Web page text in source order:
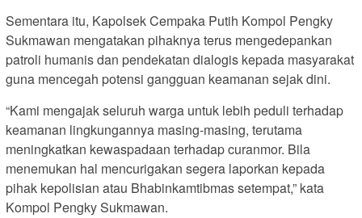
Sementara itu, Kapolsek Cempaka Putih Kompol Pengky
Sukmawan mengatakan pihaknya terus mengedepankan
patroli humanis dan pendekatan dialogis kepada masyarakat
guna mencegah potensi gangguan keamanan sejak dini.
“Kami mengajak seluruh warga untuk lebih peduli terhadap
keamanan lingkungannya masing-masing, terutama
meningkatkan kewaspadaan terhadap curanmor. Bila
menemukan hal mencurigakan segera laporkan kepada
pihak kepolisian atau Bhabinkamtibmas setempat,” kata
Kompol Pengky Sukmawan.